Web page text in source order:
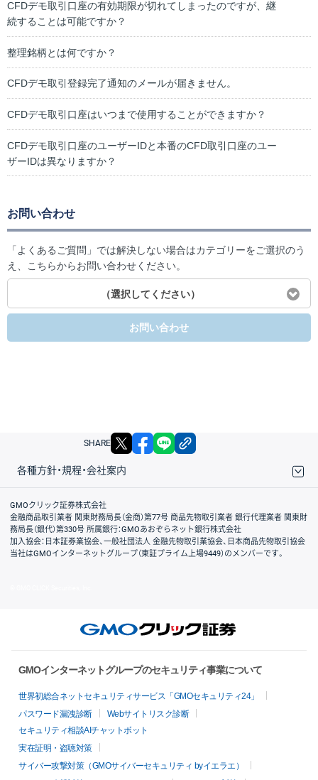
CFDデモ取引口座の有効期限が切れてしまったのですが、継
続することは可能ですか？
整理銘柄とは何ですか？
CFDデモ取引登録完了通知のメールが届きません。
CFDデモ取引口座はいつまで使用することができますか？
CFDデモ取引口座のユーザーIDと本番のCFD取引口座のユー
ザーIDは異なりますか？
お問い合わせ
「よくあるご質問」では解決しない場合はカテゴリーをご選択のう
え、こちらからお問い合わせください。
（選択してください）
お問い合わせ
SHARE X facebook
各種方針・規程・会社案内
取引規程・約款
サイトマップ
その他のご案内
個人情報保護方針
最良執行方針
サイトのご利用について
ディスクレイマー
信託保全
リスク説明
会社案内
GMOクリック証券株式会社
金融商品取引業者 関東財務局長（金商）第77号 商品先物取引業者 銀行代理業者 関東財
務局長（銀代）第330号 所属銀行：GMOあおぞらネット銀行株式会社
加入協会：日本証券業協会、一般社団法人 金融先物取引業協会、日本商品先物取引協会
当社はGMOインターネットグループ（東証プライム上場9449）のメンバーです。
GMOインターネットグループのセキュリティ事業について
世界初総合ネットセキュリティサービス「GMOセキュリティ24」
パスワード漏洩診断
Webサイトリスク診断
セキュリティ相談AIチャットボット
実在証明・盗聴対策
サイバー攻撃対策（GMOサイバーセキュリティ byイエラエ）